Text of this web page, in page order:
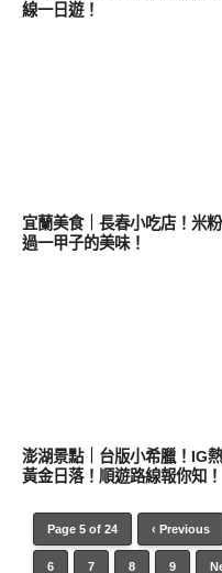
線一日遊！
宜蘭美食｜長春小吃店！米
過一甲子的美味！
澎湖景點｜台版小希臘！IG
黃金日落！順遊路線報你知！
Page 5 of 24 ‹ Previous
6 7 8 9